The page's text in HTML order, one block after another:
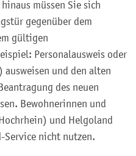
müssen Sie sich
gegenüber dem
gültigen
Personalausweis oder
ausweisen und den alten
des neuen
Bewohnerinnen und
und Helgoland
Service nicht nutzen.